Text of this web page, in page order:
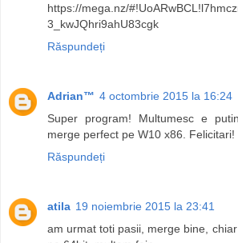
https://mega.nz/
3_kwJQhri9ahU83cgk
Răspundeți
Adrian™ 4 octombrie 2015 la 16:24
Super program! Multumesc e
merge perfect pe W10 x86. Felicitari!
Răspundeți
atila 19 noiembrie 2015 la 23:41
am urmat toti pasii, merge bine,